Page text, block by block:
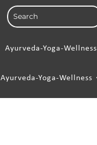
Ayurveda-Yoga-Wellness
Ayurveda-Yoga-Wellness